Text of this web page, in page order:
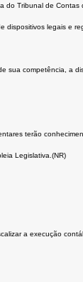
Tribunal de
legais e
competência,
terão
Legislativa.(NR)
a execução